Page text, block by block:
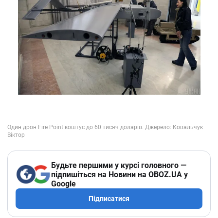
Будьте першими у курсі головного —
підпишіться на Новини на OBOZ.UA у
Google
Підписатися